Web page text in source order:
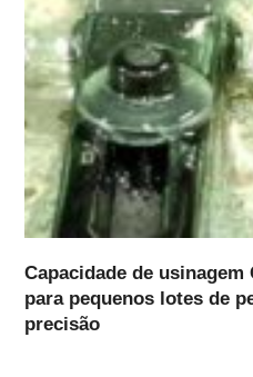
Capacidade de usinagem
para pequenos lotes de
precisão